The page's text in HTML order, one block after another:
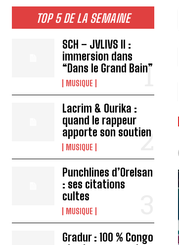
TOP 5 DE LA SEMAINE
SCH – JVLIVS II :
immersion dans
“Dans le Grand Bain”
MUSIQUE
Lacrim & Ourika :
quand le rappeur
apporte son soutien
MUSIQUE
Punchlines d’Orelsan
: ses citations
cultes
MUSIQUE
Gradur : 100 % Congo